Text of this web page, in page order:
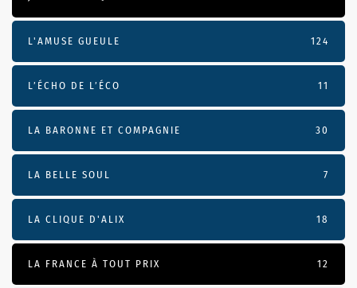
L'AMUSE GUEULE 124
L’ÉCHO DE L’ÉCO 11
LA BARONNE ET COMPAGNIE 30
LA BELLE SOUL 7
LA CLIQUE D'ALIX 18
LA FRANCE À TOUT PRIX 12